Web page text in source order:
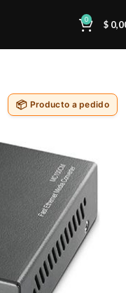
0 $
Producto a pedido